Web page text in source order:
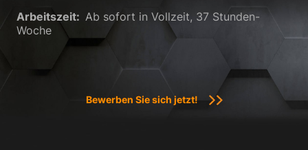
Arbeitszeit: Ab sofort in Vollzeit, 37 Stunden-
Woche
Bewerben Sie sich jetzt!
Externe Medien (3)
Inhalte von Videoplattformen und Social-Media-Plattformen werden
Cookie-Informationen anzeigen